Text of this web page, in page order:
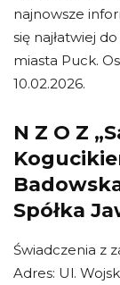
najnowsze
się najłatwiej
miasta Puck.
10.02.2026.
N Z O Z
Spółka
Świadczenia z
Adres: Ul.